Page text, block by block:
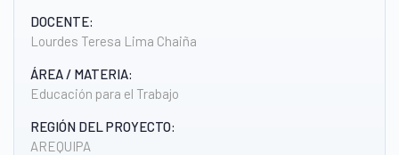
DOCENTE:
Lourdes Teresa Lima Chaiña
ÁREA / MATERIA:
Educación para el Trabajo
REGIÓN DEL PROYECTO:
AREQUIPA